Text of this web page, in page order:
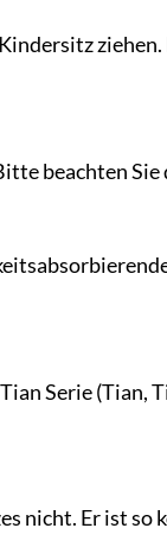
beachten
Serie (Tian,
nicht. Er ist so